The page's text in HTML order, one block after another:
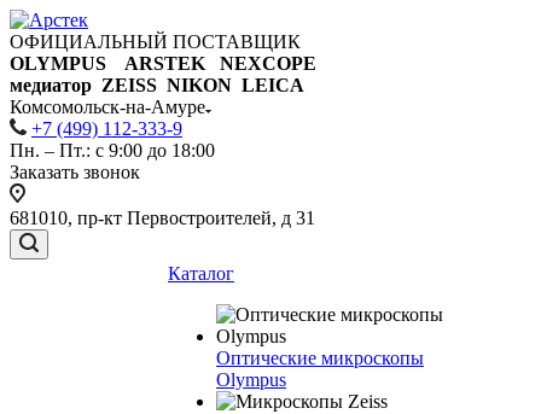
ОФИЦИАЛЬНЫЙ ПОСТАВЩИК
OLYMPUS ARSTEK NEXCOPE
медиатор ZEISS NIKON LEICA
Комсомольск-на-Амуре
+7 (499) 112-333-9
Пн. – Пт.: с 9:00 до 18:00
Заказать звонок
681010, пр-кт Первостроителей, д 31
Каталог
Оптические микроскопы
Olympus